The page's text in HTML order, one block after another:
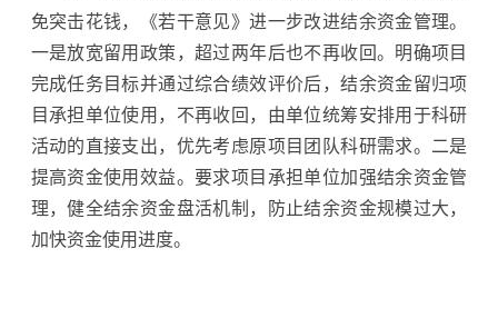
免突击花钱，《若干意见》进一步改进结余资金管理。
一是放宽留用政策，超过两年后也不再收回。明确项目
完成任务目标并通过综合绩效评价后，结余资金留归项
目承担单位使用，不再收回，由单位统筹安排用于科研
活动的直接支出，优先考虑原项目团队科研需求。二是
提高资金使用效益。要求项目承担单位加强结余资金管
理，健全结余资金盘活机制，防止结余资金规模过大，
加快资金使用进度。